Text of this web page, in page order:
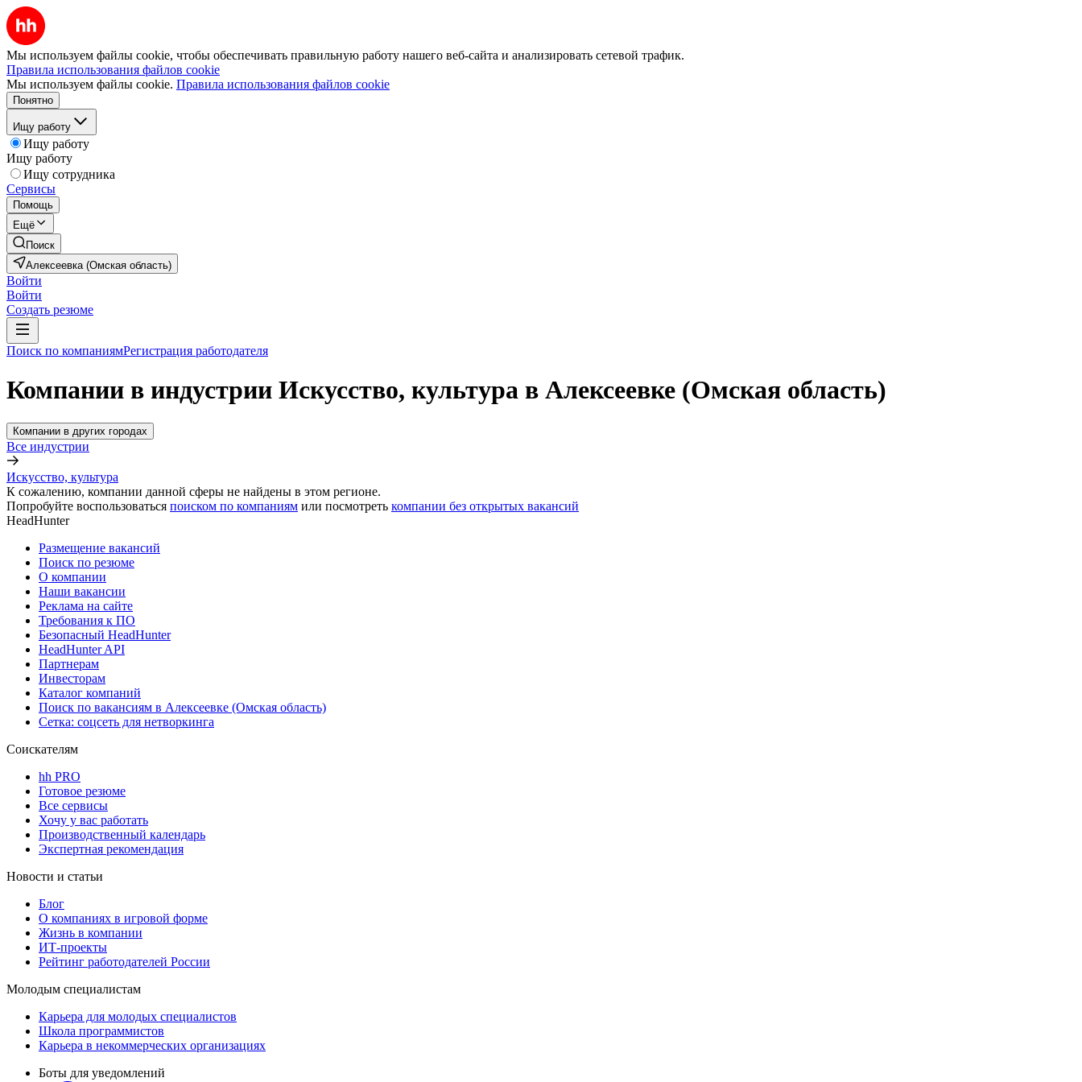
Мы используем файлы cookie, чтобы обеспечивать правильную работу нашего веб-сайта и анализировать сетевой трафик.
Правила использования файлов cookie
Мы используем файлы cookie. Правила использования файлов cookie
Понятно
Ищу работу
Ищу работу
Ищу работу
Ищу сотрудника
Сервисы
Помощь
Ещё
Поиск
Алексеевка (Омская область)
Войти
Войти
Создать резюме
Поиск по компаниямРегистрация работодателя
Компании в индустрии Искусство, культура в Алексеевке (Омская область)
Компании в других городах
Все индустрии
Искусство, культура
К сожалению, компании данной сферы не найдены в этом регионе.
Попробуйте воспользоваться поиском по компаниям или посмотреть компании без открытых вакансий
HeadHunter
Размещение вакансий
Поиск по резюме
О компании
Наши вакансии
Реклама на сайте
Требования к ПО
Безопасный HeadHunter
HeadHunter API
Партнерам
Инвесторам
Каталог компаний
Поиск по вакансиям в Алексеевке (Омская область)
Сетка: соцсеть для нетворкинга
Соискателям
hh PRO
Готовое резюме
Все сервисы
Хочу у вас работать
Производственный календарь
Экспертная рекомендация
Новости и статьи
Блог
О компаниях в игровой форме
Жизнь в компании
ИТ-проекты
Рейтинг работодателей России
Молодым специалистам
Карьера для молодых специалистов
Школа программистов
Карьера в некоммерческих организациях
Боты для уведомлений